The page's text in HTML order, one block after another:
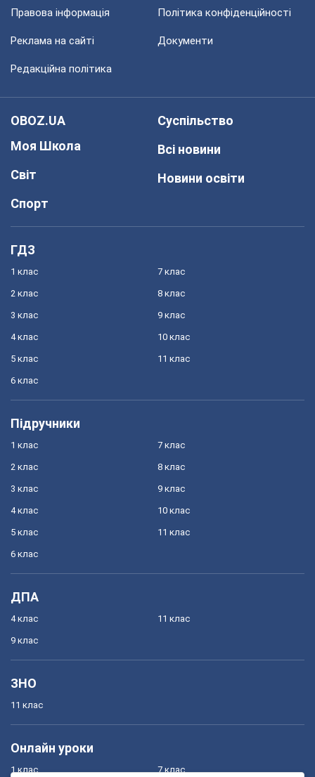
Правова інформація Політика конфіденційності
Реклама на сайті Документи
Редакційна політика
OBOZ.UA
Моя Школа
Світ
Спорт
Суспільство
Всі новини
Новини освіти
ГДЗ
1 клас
2 клас
3 клас
4 клас
5 клас
6 клас
7 клас
8 клас
9 клас
10 клас
11 клас
Підручники
1 клас
2 клас
3 клас
4 клас
5 клас
6 клас
7 клас
8 клас
9 клас
10 клас
11 клас
ДПА
4 клас
9 клас
11 клас
ЗНО
11 клас
Онлайн уроки
1 клас 7 клас